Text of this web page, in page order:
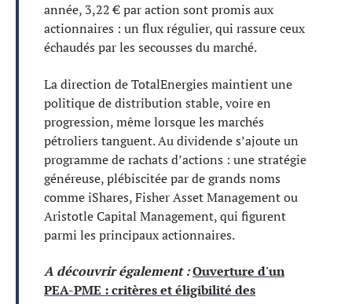
année, 3,22 € par action sont promis aux
actionnaires : un flux régulier, qui rassure ceux
échaudés par les secousses du marché.
La direction de TotalEnergies maintient une
politique de distribution stable, voire en
progression, même lorsque les marchés
pétroliers tanguent. Au dividende s’ajoute un
programme de rachats d’actions : une stratégie
généreuse, plébiscitée par de grands noms
comme iShares, Fisher Asset Management ou
Aristotle Capital Management, qui figurent
parmi les principaux actionnaires.
A découvrir également :Ouverture d'un
PEA-PME : critères et éligibilité des